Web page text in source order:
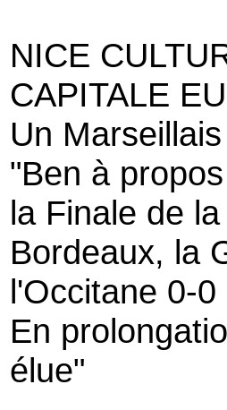
NICE
CAPITALE
Un
"Ben à
la Finale de
Bordeaux, la
l'Occitane 0-0
En
élue"